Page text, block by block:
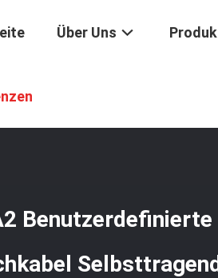
Über Uns
Benutzerdefinierte